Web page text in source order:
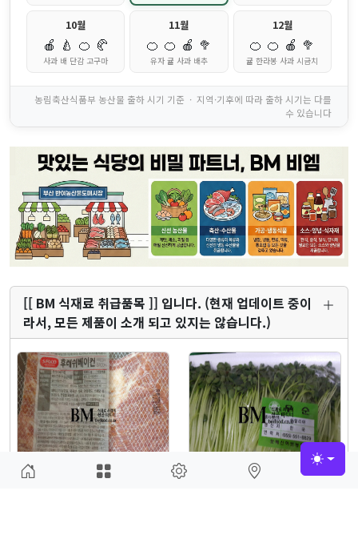
10월
🍎 🍐 🍊 🥐
사과 배 단감 고구마
11월
🍊 🍊 🍎 🥦
유자 귤 사과 배추
12월
🍊 🍊 🍎 🥦
귤 한라봉 사과 시금치
농림축산식품부 농산물 출하 시기 기준 · 지역·기후에 따라 출하 시기는 다를
수 있습니다
[[ BM 식재료 취급품목 ]] 입니다. (현재 업데이트 중이
라서, 모든 제품이 소개 되고 있지는 않습니다.)